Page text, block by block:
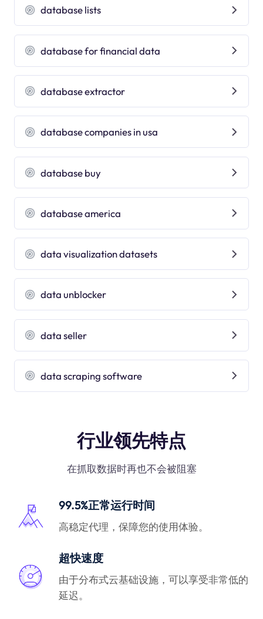
database lists
database for financial data
database extractor
database companies in usa
database buy
database america
data visualization datasets
data unblocker
data seller
data scraping software
行业领先特点
在抓取数据时再也不会被阻塞
99.5%正常运行时间
高稳定代理，保障您的使用体验。
超快速度
由于分布式云基础设施，可以享受非常低的
延迟。